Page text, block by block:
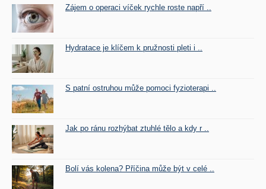
Zájem o operaci víček rychle roste napří ..
Hydratace je klíčem k pružnosti pleti i ..
S patní ostruhou může pomoci fyzioterapi ..
Jak po ránu rozhýbat ztuhlé tělo a kdy r ..
Bolí vás kolena? Příčina může být v celé ..